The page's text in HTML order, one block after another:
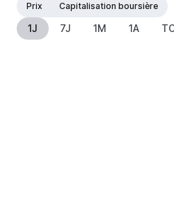
Prix
Capitalisation boursière
1J 7J 1M 1A